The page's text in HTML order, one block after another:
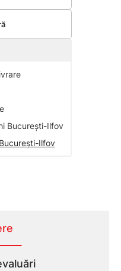
București-Ilfov
Ilfov